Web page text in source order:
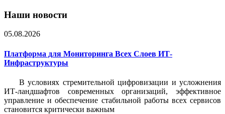
Наши новости
05.08.2026
Платформа для Мониторинга Всех Слоев ИТ-
Инфраструктуры
В условиях стремительной цифровизации и усложнения
ИТ-ландшафтов современных организаций, эффективное
управление и обеспечение стабильной работы всех сервисов
становится критически важным